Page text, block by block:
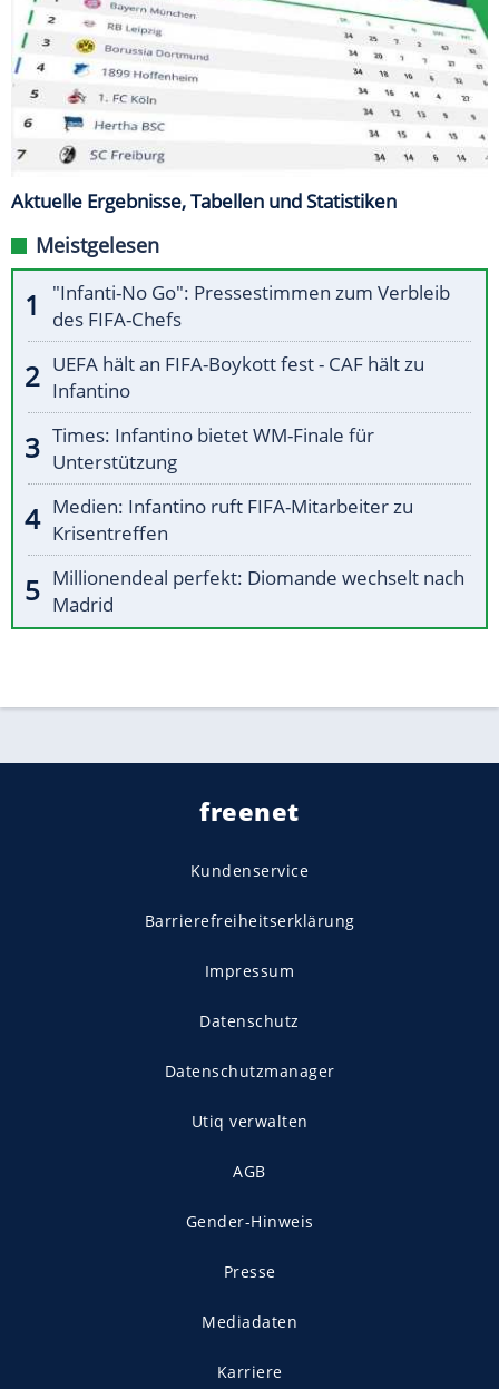
Aktuelle Ergebnisse, Tabellen und Statistiken
Meistgelesen
"Infanti-No Go": Pressestimmen zum Verbleib
des FIFA-Chefs
UEFA hält an FIFA-Boykott fest - CAF hält zu
Infantino
Times: Infantino bietet WM-Finale für
Unterstützung
Medien: Infantino ruft FIFA-Mitarbeiter zu
Krisentreffen
Millionendeal perfekt: Diomande wechselt nach
Madrid
freenet
Kundenservice
Barrierefreiheitserklärung
Impressum
Datenschutz
Datenschutzmanager
Utiq verwalten
AGB
Gender-Hinweis
Presse
Mediadaten
Karriere